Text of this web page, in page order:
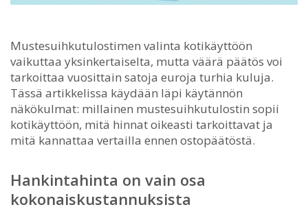
Mustesuihkutulostimen valinta kotikäyttöön
vaikuttaa yksinkertaiselta, mutta väärä päätös voi
tarkoittaa vuosittain satoja euroja turhia kuluja.
Tässä artikkelissa käydään läpi käytännön
näkökulmat: millainen mustesuihkutulostin sopii
kotikäyttöön, mitä hinnat oikeasti tarkoittavat ja
mitä kannattaa vertailla ennen ostopäätöstä.
Hankintahinta on vain osa
kokonaiskustannuksista